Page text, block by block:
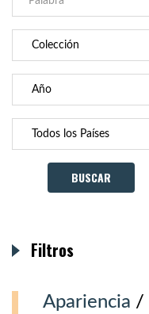
Apariencia /
Filtros